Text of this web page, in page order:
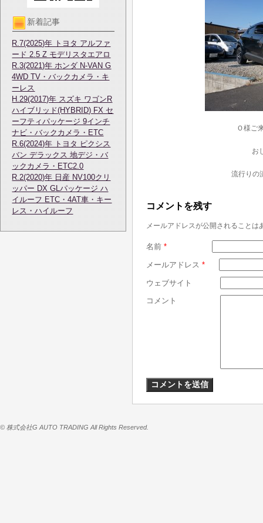
新着記事
R.7(2025)年 トヨタ アルファ
ード 2.5 Z モデリスタエアロ
R.3(2021)年 ホンダ N-VAN G
4WD TV・バックカメラ・キ
ーレス
H.29(2017)年 スズキ ワゴンR
ハイブリッド(HYBRID) FX セ
ーフティパッケージ 9インチ
ナビ・バックカメラ・ETC
R.6(2024)年 トヨタ ピクシス
バン デラックス 地デジ・バ
ックカメラ・ETC2.0
R.2(2020)年 日産 NV100クリ
ッパー DX GLパッケージ ハ
イルーフ ETC・4AT車・キー
レス・ハイルーフ
Ｏ様ご
お
流行りの
コメントを残す
メールアドレスが公開されることは
名前 *
メールアドレス *
ウェブサイト
コメント
© 株式会社G AUTO TRADING All Rights Reserved.